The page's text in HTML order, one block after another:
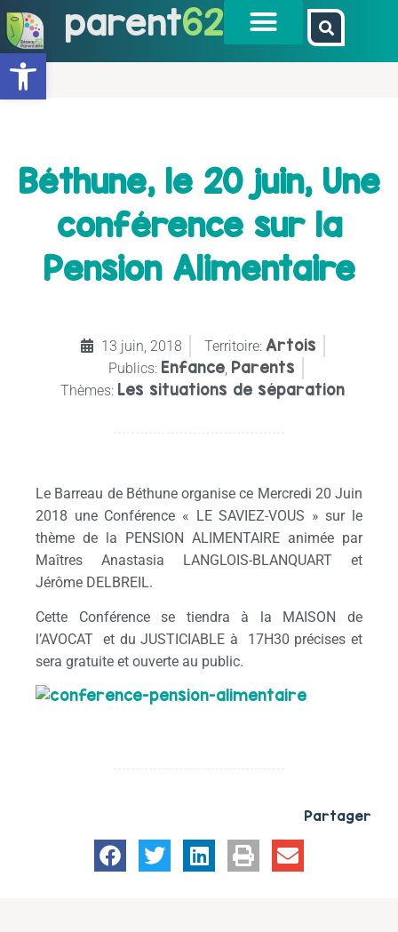
Ouvrir la barre d’outils
parent62
Béthune, le 20 juin, Une
conférence sur la
Pension Alimentaire
13 juin, 2018 Territoire: Artois
Publics: Enfance Parents
Thèmes: Les situations de séparation
Le Barreau de Béthune organise ce Mercredi 20 Juin
2018 une Conférence « LE SAVIEZ-VOUS » sur le
thème de la PENSION ALIMENTAIRE animée par
Maîtres Anastasia LANGLOIS-BLANQUART et
Jérôme DELBREIL.
Cette Conférence se tiendra à la MAISON de
l’AVOCAT et du JUSTICIABLE à 17H30 précises et
sera gratuite et ouverte au public.
Partager